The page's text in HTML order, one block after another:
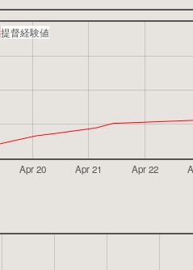
Apr 20 Apr 21 Apr 22
提督経験値